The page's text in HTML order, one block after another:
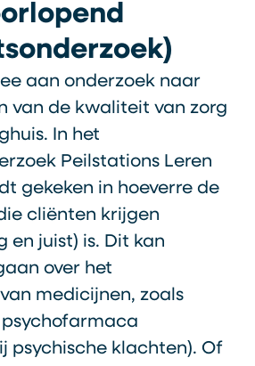
aan onderzoek naar
van de kwaliteit van zorg
In het
Peilstations Leren
gekeken in hoeverre de
cliënten krijgen
en juist) is. Dit kan
over het
medicijnen, zoals
psychische klachten). Of